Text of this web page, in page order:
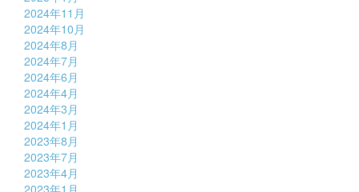
2024年11月
2024年10月
2024年8月
2024年7月
2024年6月
2024年4月
2024年3月
2024年1月
2023年8月
2023年7月
2023年4月
2023年1月